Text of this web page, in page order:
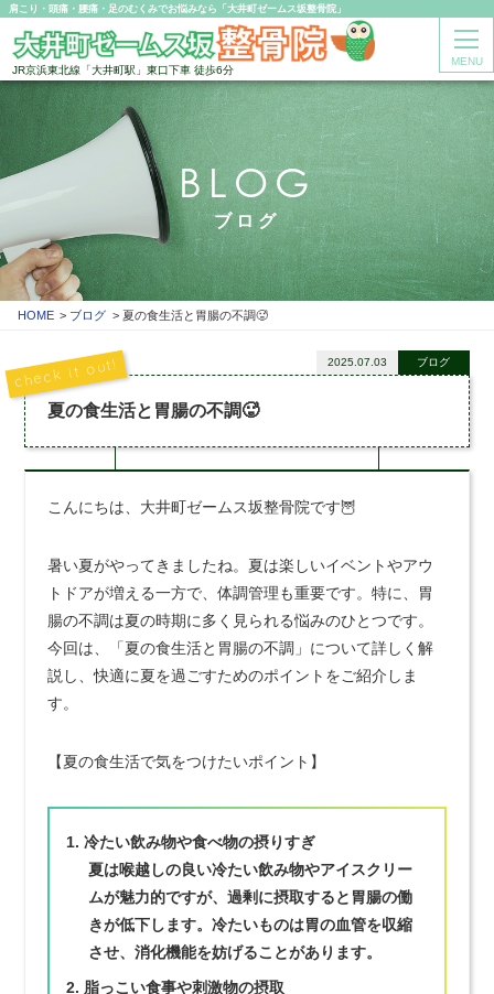
肩こり・頭痛・腰痛・足のむくみでお悩みなら「大井町ゼームス坂整骨院」
JR京浜東北線「大井町駅」東口下車 徒歩6分
MENU
BLOG
ブログ
HOME ブログ 夏の食生活と胃腸の不調🥵
夏の食生活と胃腸の不調🥵
2025.07.03 ブログ
こんにちは、大井町ゼームス坂整骨院です🦉
暑い夏がやってきましたね。夏は楽しいイベントやアウ
トドアが増える一方で、体調管理も重要です。特に、胃
腸の不調は夏の時期に多く見られる悩みのひとつです。
今回は、「夏の食生活と胃腸の不調」について詳しく解
説し、快適に夏を過ごすためのポイントをご紹介しま
す。
【夏の食生活で気をつけたいポイント】
冷たい飲み物や食べ物の摂りすぎ
夏は喉越しの良い冷たい飲み物やアイスクリー
ムが魅力的ですが、過剰に摂取すると胃腸の働
きが低下します。冷たいものは胃の血管を収縮
させ、消化機能を妨げることがあります。
脂っこい食事や刺激物の摂取